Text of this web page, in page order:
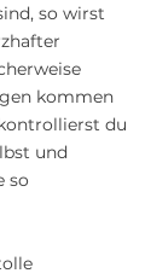
so wirst
kommen
du
und
so